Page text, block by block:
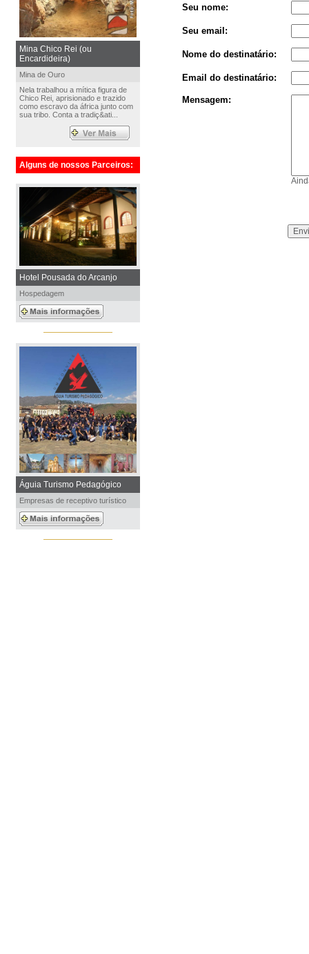
Mina Chico Rei (ou
Encardideira)
Mina de Ouro
Nela trabalhou a mítica figura de
Chico Rei, aprisionado e trazido
como escravo da áfrica junto com
sua tribo. Conta a tradiç&ati...
Alguns de nossos Parceiros:
Hotel Pousada do Arcanjo
Hospedagem
Águia Turismo Pedagógico
Empresas de receptivo turístico
Seu nome:
Seu email:
Nome do destinatário:
Email do destinatário:
Mensagem: